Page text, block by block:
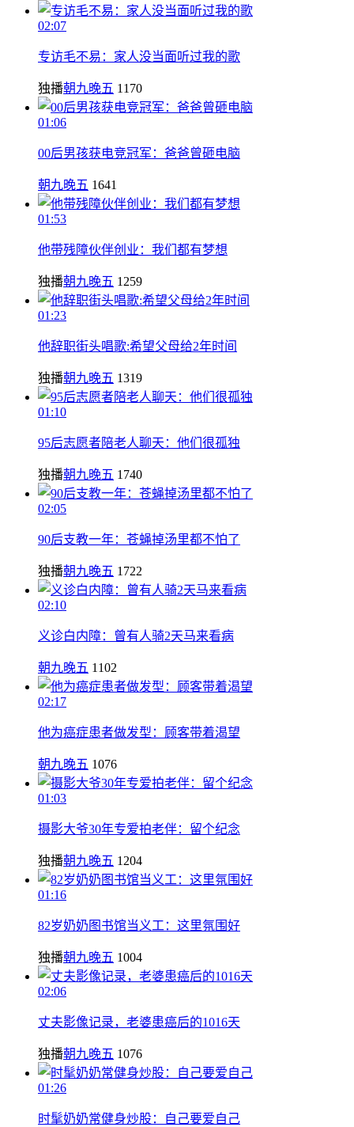
02:07
专访毛不易：家人没当面听过我的歌
独播朝九晚五 1170
01:06
00后男孩获电竞冠军：爸爸曾砸电脑
朝九晚五 1641
01:53
他带残障伙伴创业：我们都有梦想
独播朝九晚五 1259
01:23
他辞职街头唱歌:希望父母给2年时间
独播朝九晚五 1319
01:10
95后志愿者陪老人聊天：他们很孤独
独播朝九晚五 1740
02:05
90后支教一年：苍蝇掉汤里都不怕了
独播朝九晚五 1722
02:10
义诊白内障：曾有人骑2天马来看病
朝九晚五 1102
02:17
他为癌症患者做发型：顾客带着渴望
朝九晚五 1076
01:03
摄影大爷30年专爱拍老伴：留个纪念
独播朝九晚五 1204
01:16
82岁奶奶图书馆当义工：这里氛围好
独播朝九晚五 1004
02:06
丈夫影像记录，老婆患癌后的1016天
独播朝九晚五 1076
01:26
时髦奶奶常健身炒股：自己要爱自己